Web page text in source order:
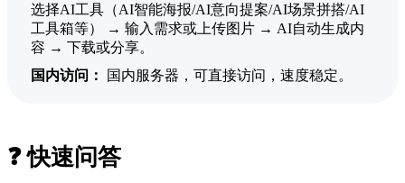
选择AI工具（AI智能海报/AI意向提案/AI场景拼搭/AI
工具箱等） → 输入需求或上传图片 → AI自动生成内
容 → 下载或分享。
国内访问：
国内服务器，可直接访问，速度稳定。
❓ 快速问答